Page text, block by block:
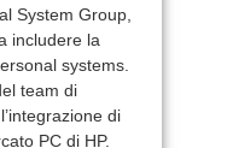
System Group,
includere la
systems.
team di
di
PC di HP.